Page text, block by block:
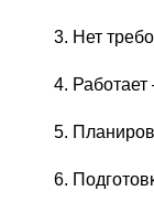
3. Нет
4.
5.
6.